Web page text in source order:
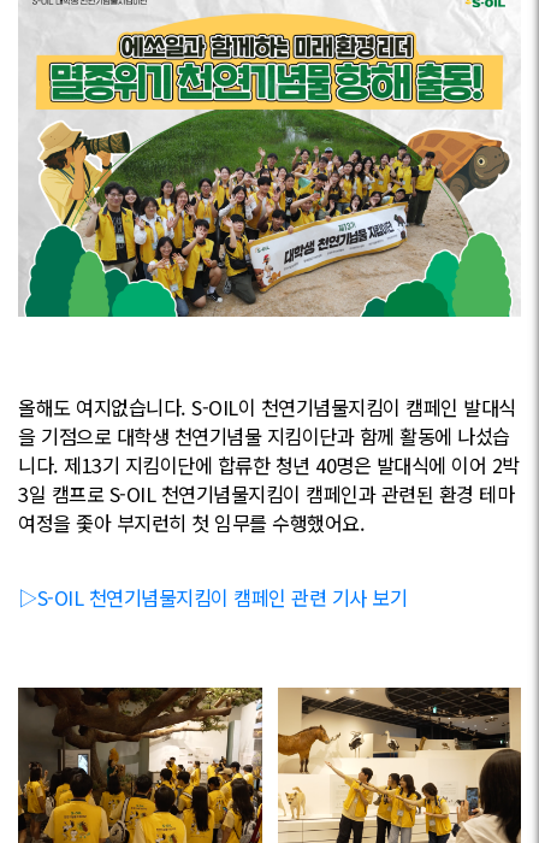
올해도 여지없습니다. S-OIL이 천연기념물지킴이 캠페인 발대식
을 기점으로 대학생 천연기념물 지킴이단과 함께 활동에 나섰습
니다. 제13기 지킴이단에 합류한 청년 40명은 발대식에 이어 2박
3일 캠프로 S-OIL 천연기념물지킴이 캠페인과 관련된 환경 테마
여정을 좇아 부지런히 첫 임무를 수행했어요.
▷S-OIL 천연기념물지킴이 캠페인 관련 기사 보기